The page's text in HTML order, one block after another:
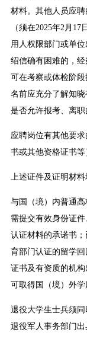
材料。其他人员应
（须在2025年2月
用人权限部门或单
绍信确有困难的，
可在考察或体检阶
名前应充分了解知
是否允许报考、离职
应聘岗位有其他要
书或其他资格证书等
上述证件及证明材料
与国（境）内普通
需提交有效身份证
认证材料的承诺书
育部门认证的留学
证书及有资质的机
可取得国（境）外学
退役大学生士兵须
退役军人事务部门出